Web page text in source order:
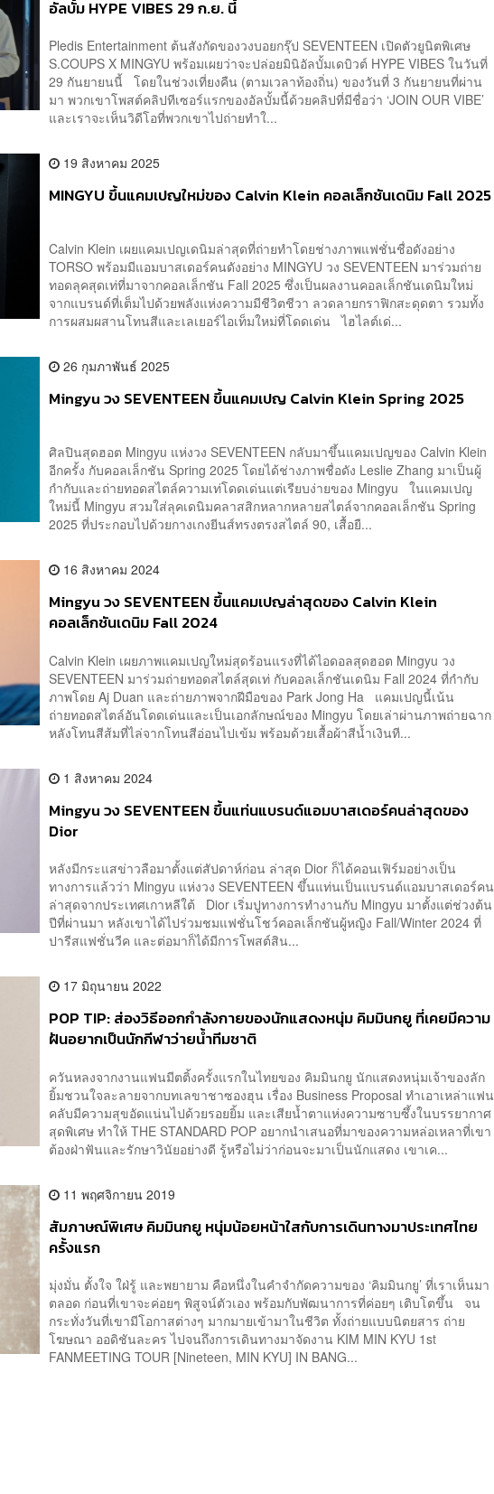
อัลบั้ม HYPE VIBES 29 ก.ย. นี้
Pledis Entertainment ต้นสังกัดของวงบอยกรุ๊ป SEVENTEEN เปิดตัวยูนิตพิเศษ
S.COUPS X MINGYU พร้อมเผยว่าจะปล่อยมินิอัลบั้มเดบิวต์ HYPE VIBES ในวันที่
29 กันยายนนี้ โดยในช่วงเที่ยงคืน (ตามเวลาท้องถิ่น) ของวันที่ 3 กันยายนที่ผ่าน
มา พวกเขาโพสต์คลิปทีเซอร์แรกของอัลบั้มนี้ด้วยคลิปที่มีชื่อว่า ‘JOIN OUR VIBE’
และเราจะเห็นวิดีโอที่พวกเขาไปถ่ายทำใ...
19 สิงหาคม 2025
MINGYU ขึ้นแคมเปญใหม่ของ Calvin Klein คอลเล็กชันเดนิม Fall 2025
Calvin Klein เผยแคมเปญเดนิมล่าสุดที่ถ่ายทำโดยช่างภาพแฟชั่นชื่อดังอย่าง
TORSO พร้อมมีแอมบาสเดอร์คนดังอย่าง MINGYU วง SEVENTEEN มาร่วมถ่าย
ทอดลุคสุดเท่ที่มาจากคอลเล็กชัน Fall 2025 ซึ่งเป็นผลงานคอลเล็กชันเดนิมใหม่
จากแบรนด์ที่เต็มไปด้วยพลังแห่งความมีชีวิตชีวา ลวดลายกราฟิกสะดุดตา รวมทั้ง
การผสมผสานโทนสีและเลเยอร์ไอเท็มใหม่ที่โดดเด่น ไฮไลต์เด่...
26 กุมภาพันธ์ 2025
Mingyu วง SEVENTEEN ขึ้นแคมเปญ Calvin Klein Spring 2025
ศิลปินสุดฮอต Mingyu แห่งวง SEVENTEEN กลับมาขึ้นแคมเปญของ Calvin Klein
อีกครั้ง กับคอลเล็กชัน Spring 2025 โดยได้ช่างภาพชื่อดัง Leslie Zhang มาเป็นผู้
กำกับและถ่ายทอดสไตล์ความเท่โดดเด่นแต่เรียบง่ายของ Mingyu ในแคมเปญ
ใหม่นี้ Mingyu สวมใส่ลุคเดนิมคลาสสิกหลากหลายสไตล์จากคอลเล็กชัน Spring
2025 ที่ประกอบไปด้วยกางเกงยีนส์ทรงตรงสไตล์ 90, เสื้อยื...
16 สิงหาคม 2024
Mingyu วง SEVENTEEN ขึ้นแคมเปญล่าสุดของ Calvin Klein
คอลเล็กชันเดนิม Fall 2024
Calvin Klein เผยภาพแคมเปญใหม่สุดร้อนแรงที่ได้ไอดอลสุดฮอต Mingyu วง
SEVENTEEN มาร่วมถ่ายทอดสไตล์สุดเท่ กับคอลเล็กชันเดนิม Fall 2024 ที่กำกับ
ภาพโดย Aj Duan และถ่ายภาพจากฝีมือของ Park Jong Ha แคมเปญนี้เน้น
ถ่ายทอดสไตล์อันโดดเด่นและเป็นเอกลักษณ์ของ Mingyu โดยเล่าผ่านภาพถ่ายฉาก
หลังโทนสีส้มที่ไล่จากโทนสีอ่อนไปเข้ม พร้อมด้วยเสื้อผ้าสีน้ำเงินที...
1 สิงหาคม 2024
Mingyu วง SEVENTEEN ขึ้นแท่นแบรนด์แอมบาสเดอร์คนล่าสุดของ
Dior
หลังมีกระแสข่าวลือมาตั้งแต่สัปดาห์ก่อน ล่าสุด Dior ก็ได้คอนเฟิร์มอย่างเป็น
ทางการแล้วว่า Mingyu แห่งวง SEVENTEEN ขึ้นแท่นเป็นแบรนด์แอมบาสเดอร์คน
ล่าสุดจากประเทศเกาหลีใต้ Dior เริ่มปูทางการทำงานกับ Mingyu มาตั้งแต่ช่วงต้น
ปีที่ผ่านมา หลังเขาได้ไปร่วมชมแฟชั่นโชว์คอลเล็กชันผู้หญิง Fall/Winter 2024 ที่
ปารีสแฟชั่นวีค และต่อมาก็ได้มีการโพสต์สิน...
17 มิถุนายน 2022
POP TIP: ส่องวิธีออกกำลังกายของนักแสดงหนุ่ม คิมมินกยู ที่เคยมีความ
ฝันอยากเป็นนักกีฬาว่ายน้ำทีมชาติ
ควันหลงจากงานแฟนมีตติ้งครั้งแรกในไทยของ คิมมินกยู นักแสดงหนุ่มเจ้าของลัก
ยิ้มชวนใจละลายจากบทเลขาชาซองฮุน เรื่อง Business Proposal ทำเอาเหล่าแฟน
คลับมีความสุขอัดแน่นไปด้วยรอยยิ้ม และเสียน้ำตาแห่งความซาบซึ้งในบรรยากาศ
สุดพิเศษ ทำให้ THE STANDARD POP อยากนำเสนอที่มาของความหล่อเหลาที่เขา
ต้องฝ่าฟันและรักษาวินัยอย่างดี รู้หรือไม่ว่าก่อนจะมาเป็นนักแสดง เขาเค...
11 พฤศจิกายน 2019
สัมภาษณ์พิเศษ คิมมินกยู หนุ่มน้อยหน้าใสกับการเดินทางมาประเทศไทย
ครั้งแรก
มุ่งมั่น ตั้งใจ ใฝ่รู้ และพยายาม คือหนึ่งในคำจำกัดความของ ‘คิมมินกยู’ ที่เราเห็นมา
ตลอด ก่อนที่เขาจะค่อยๆ พิสูจน์ตัวเอง พร้อมกับพัฒนาการที่ค่อยๆ เติบโตขึ้น จน
กระทั่งวันที่เขามีโอกาสต่างๆ มากมายเข้ามาในชีวิต ทั้งถ่ายแบบนิตยสาร ถ่าย
โฆษณา ออดิชันละคร ไปจนถึงการเดินทางมาจัดงาน KIM MIN KYU 1st
FANMEETING TOUR [Nineteen, MIN KYU] IN BANG...